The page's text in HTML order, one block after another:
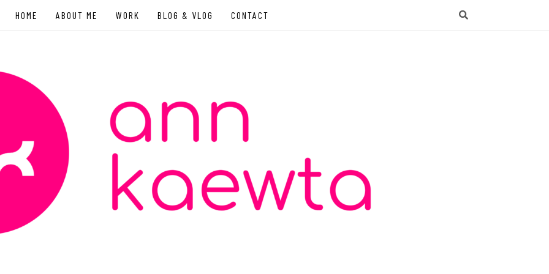
HOME ABOUT ME WORK BLOG & VLOG CONTACT